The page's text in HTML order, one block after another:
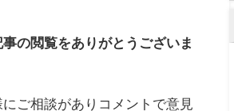
の閲覧をありがとうございま
ご相談がありコメントで意見